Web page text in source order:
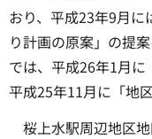
おり、平成23年9月に
り計画の原案」の提
では、平成26年1月に
平成25年11月に「地
桜上水駅周辺地区